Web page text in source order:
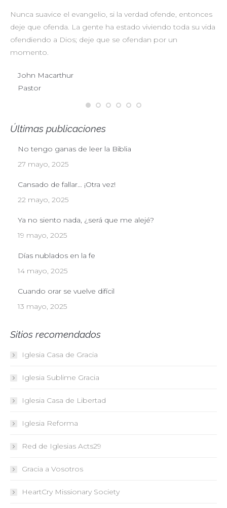
Nunca suavice el evangelio, si la verdad ofende, entonces
deje que ofenda. La gente ha estado viviendo toda su vida
ofendiendo a Dios; deje que se ofendan por un
momento.
John Macarthur
Pastor
Últimas publicaciones
No tengo ganas de leer la Biblia
27 mayo, 2025
Cansado de fallar… ¡Otra vez!
22 mayo, 2025
Ya no siento nada, ¿será que me alejé?
19 mayo, 2025
Días nublados en la fe
14 mayo, 2025
Cuando orar se vuelve difícil
13 mayo, 2025
Sitios recomendados
Iglesia Casa de Gracia
Iglesia Sublime Gracia
Iglesia Casa de Libertad
Iglesia Reforma
Red de Iglesias Acts29
Gracia a Vosotros
HeartCry Missionary Society